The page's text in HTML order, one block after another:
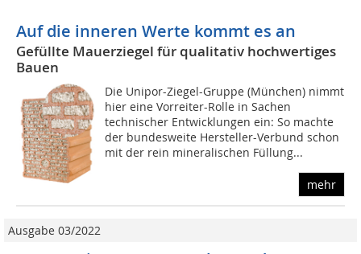
Auf die inneren Werte kommt es an
Gefüllte Mauerziegel für qualitativ hochwertiges
Bauen
Die Unipor-Ziegel-Gruppe (München) nimmt
hier eine Vorreiter-Rolle in Sachen
technischer Entwicklungen ein: So machte
der bundesweite Hersteller-Verbund schon
mit der rein mineralischen Füllung...
mehr
Ausgabe 03/2022